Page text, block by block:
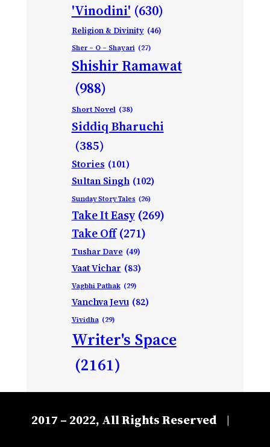
'Vinodini' (630)
Religion & Divinity (46)
Sher – O – Shayari (27)
Shishir Ramawat
(988)
Short Novel (38)
Siddiq Bharuchi
(385)
Stories (101)
Sultan Singh (102)
Sunday Story Tales (26)
Take It Easy (269)
Take Off (271)
Tushar Dave (49)
Vaat Vichar (83)
Vagbhi Pathak (29)
Vanchva Jevu (82)
Vividha (29)
Writer's Space
(2161)
2017 – 2022, All Rights Reserved |